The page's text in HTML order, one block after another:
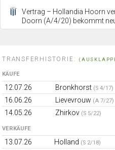
Vertrag – Hollandia Hoorn
Doorn (A/4/20) bekommt
TRANSFERHISTORIE:
KÄUFE
12.07.26 Bronkhorst (S 4/17)
16.06.26
Lievevrouw (A 7/27)
14.05.26
Zhirkov (S 5/22)
VERKÄUFE
13.07.26 Holland (S 2/18)